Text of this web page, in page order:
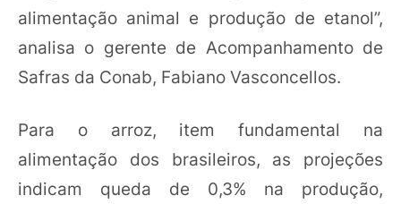
alimentação animal e produção de etanol”,
analisa o gerente de Acompanhamento de
Safras da Conab, Fabiano Vasconcellos.
Para o arroz, item fundamental na
alimentação dos brasileiros, as projeções
indicam queda de 0,3% na produção,